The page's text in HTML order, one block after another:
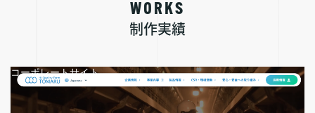
WORKS
制作実績
コーポレートサイト